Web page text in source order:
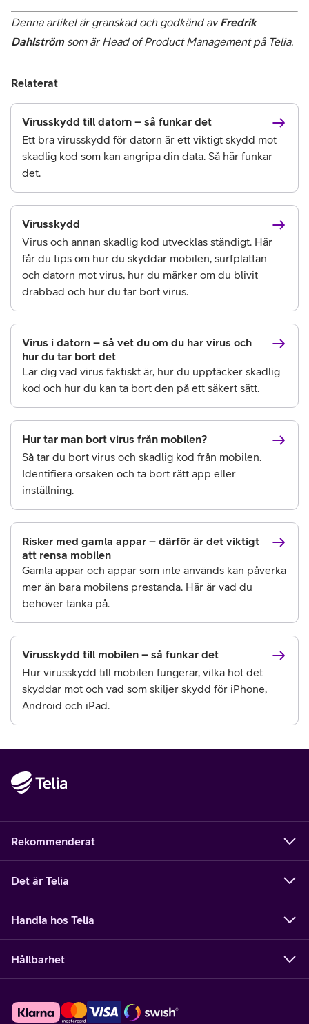
Denna artikel är granskad och godkänd av Fredrik
Dahlström som är Head of Product Management på Telia.
Relaterat
Virusskydd till datorn – så funkar det
Ett bra virusskydd för datorn är ett viktigt skydd mot
skadlig kod som kan angripa din data. Så här funkar
det.
Virusskydd
Virus och annan skadlig kod utvecklas ständigt. Här
får du tips om hur du skyddar mobilen, surfplattan
och datorn mot virus, hur du märker om du blivit
drabbad och hur du tar bort virus.
Virus i datorn – så vet du om du har virus och
hur du tar bort det
Lär dig vad virus faktiskt är, hur du upptäcker skadlig
kod och hur du kan ta bort den på ett säkert sätt.
Hur tar man bort virus från mobilen?
Så tar du bort virus och skadlig kod från mobilen.
Identifiera orsaken och ta bort rätt app eller
inställning.
Risker med gamla appar – därför är det viktigt
att rensa mobilen
Gamla appar och appar som inte används kan påverka
mer än bara mobilens prestanda. Här är vad du
behöver tänka på.
Virusskydd till mobilen – så funkar det
Hur virusskydd till mobilen fungerar, vilka hot det
skyddar mot och vad som skiljer skydd för iPhone,
Android och iPad.
Rekommenderat
Det är Telia
Handla hos Telia
Hållbarhet